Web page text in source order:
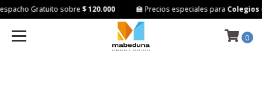
Gratuito sobre$ 120.000 🏫 Precios especiales paraColegios
0